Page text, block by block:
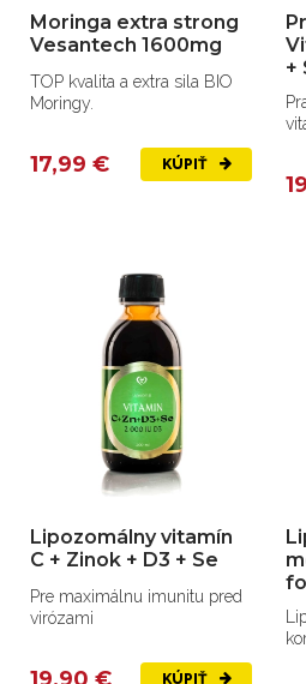
Moringa extra strong
Vesantech 1600mg
TOP kvalita a extra sila BIO
Moringy.
17,99 € KÚPIŤ
+
Lipozomálny vitamín
C + Zinok + D3 + Se
Pre maximálnu imunitu pred
virózami
19,90 € KÚPIŤ